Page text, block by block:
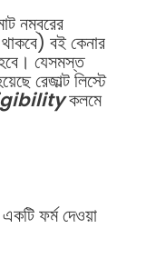
নম্বরের
বই কেনার
যেসমস্ত
রেজাল্ট লিস্টে
কলমে
ফর্ম দেওয়া